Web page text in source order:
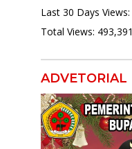
Last 30 Days Views:
Total Views: 493,391
ADVETORIAL